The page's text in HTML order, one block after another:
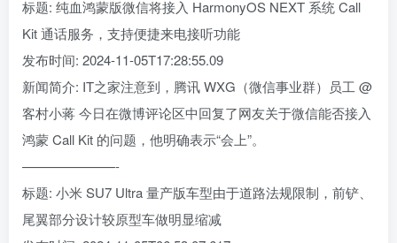
标题: 纯血鸿蒙版微信将接入 HarmonyOS NEXT 系统 Call
Kit 通话服务，支持便捷来电接听功能
发布时间: 2024-11-05T17:28:55.09
新闻简介: IT之家注意到，腾讯 WXG（微信事业群）员工 @
客村小蒋 今日在微博评论区中回复了网友关于微信能否接入
鸿蒙 Call Kit 的问题，他明确表示“会上”。
———————-
标题: 小米 SU7 Ultra 量产版车型由于道路法规限制，前铲、
尾翼部分设计较原型车做明显缩减